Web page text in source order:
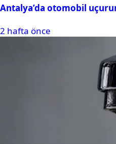
Antalya’da otomobil
2 hafta önce